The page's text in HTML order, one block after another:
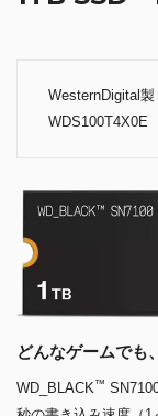
WesternDigital
WDS100T4X0E
どんなゲームでも
WD_BLACK™